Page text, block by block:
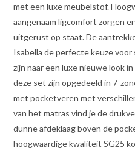
met een luxe meubelstof.
aangenaam ligcomfort zorgen
uitgerust op staat. De
Isabella de perfecte keuze
zijn naar een luxe nieuwe look
deze set zijn opgedeeld in 7-
met pocketveren met
van het matras vind je de
dunne afdeklaag boven de
hoogwaardige kwaliteit SG25